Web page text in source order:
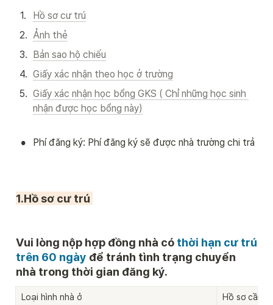
1.
Hồ sơ cư trú
2. Ảnh thẻ
3. Bản sao hộ chiếu
4. Giấy xác nhận theo học ở trường
5. Giấy xác nhận học bổng GKS ( Chỉ những học sinh
nhận được học bổng này)
• Phí đăng ký: Phí đăng ký sẽ được nhà trường chi trả
1.Hồ sơ cư trú
Vui lòng nộp hợp đồng nhà có thời hạn cư trú
trên 60 ngày để tránh tình trạng chuyển
nhà trong thời gian đăng ký.
Loại hình nhà ở Hồ sơ cần